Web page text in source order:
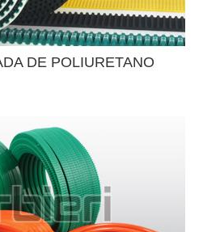
DE POLIURETANO